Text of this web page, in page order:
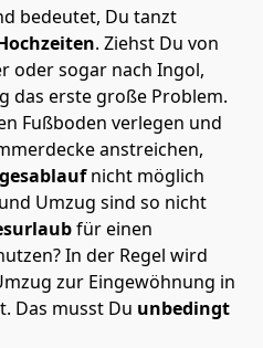
bedeutet, Du tanzt
. Ziehst Du von
oder sogar nach Ingol,
das erste große Problem.
Fußboden verlegen und
anstreichen,
nicht möglich
Umzug sind so nicht
für einen
In der Regel wird
zur Eingewöhnung in
Das musst Du unbedingt